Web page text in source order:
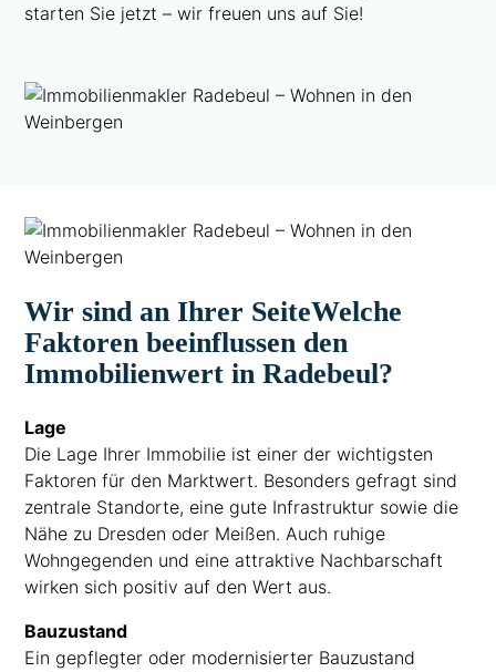
starten Sie jetzt – wir freuen uns auf Sie!
Wir sind an Ihrer SeiteWelche
Faktoren beeinflussen den
Immobilienwert in Radebeul?
Lage
Die Lage Ihrer Immobilie ist einer der wichtigsten
Faktoren für den Marktwert. Besonders gefragt sind
zentrale Standorte, eine gute Infrastruktur sowie die
Nähe zu Dresden oder Meißen. Auch ruhige
Wohngegenden und eine attraktive Nachbarschaft
wirken sich positiv auf den Wert aus.
Bauzustand
Ein gepflegter oder modernisierter Bauzustand